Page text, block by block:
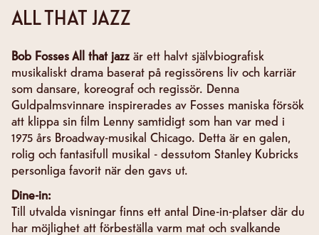
ALL THAT JAZZ
Bob Fosses All that jazz är ett halvt självbiografisk
musikaliskt drama baserat på regissörens liv och karriär
som dansare, koreograf och regissör. Denna
Guldpalmsvinnare inspirerades av Fosses maniska försök
att klippa sin film Lenny samtidigt som han var med i
1975 års Broadway-musikal Chicago. Detta är en galen,
rolig och fantasifull musikal - dessutom Stanley Kubricks
personliga favorit när den gavs ut.
Dine-in:
Till utvalda visningar finns ett antal Dine-in-platser där du
har möjlighet att förbeställa varm mat och svalkande